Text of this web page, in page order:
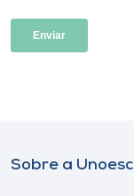
Sobre a Unoesc